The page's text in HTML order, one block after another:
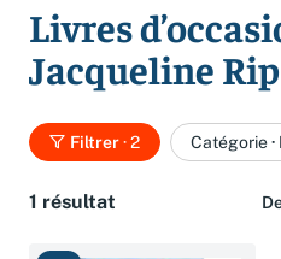
Partitions
Culture à 1 €
Meilleures ventes
Vous n'avez pas trouvé
qu'il est
Livres
Jacqueline
Filtrer· 2 Catégorie·
1 résultat